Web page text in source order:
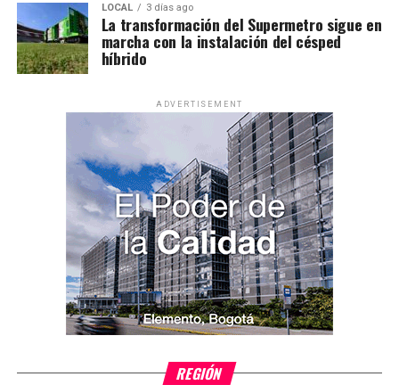
LOCAL 3 días ago
La transformación del Supermetro sigue en
marcha con la instalación del césped
híbrido
ADVERTISEMENT
REGIÓN